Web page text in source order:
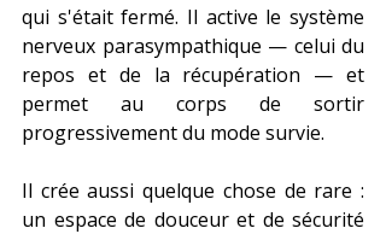
qui s'était fermé. Il active le système
nerveux parasympathique — celui du
repos et de la récupération — et
permet au corps de sortir
progressivement du mode survie.
Il crée aussi quelque chose de rare :
un espace de douceur et de sécurité